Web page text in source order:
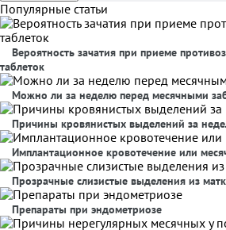
Популярные статьи
Вероятность зачатия при приеме
таблеток
Можно ли за неделю перед месячными
Причины кровянистых выделений за
Имплантационное кровотечение или
Прозрачные слизистые выделения из
Препараты при эндометриозе